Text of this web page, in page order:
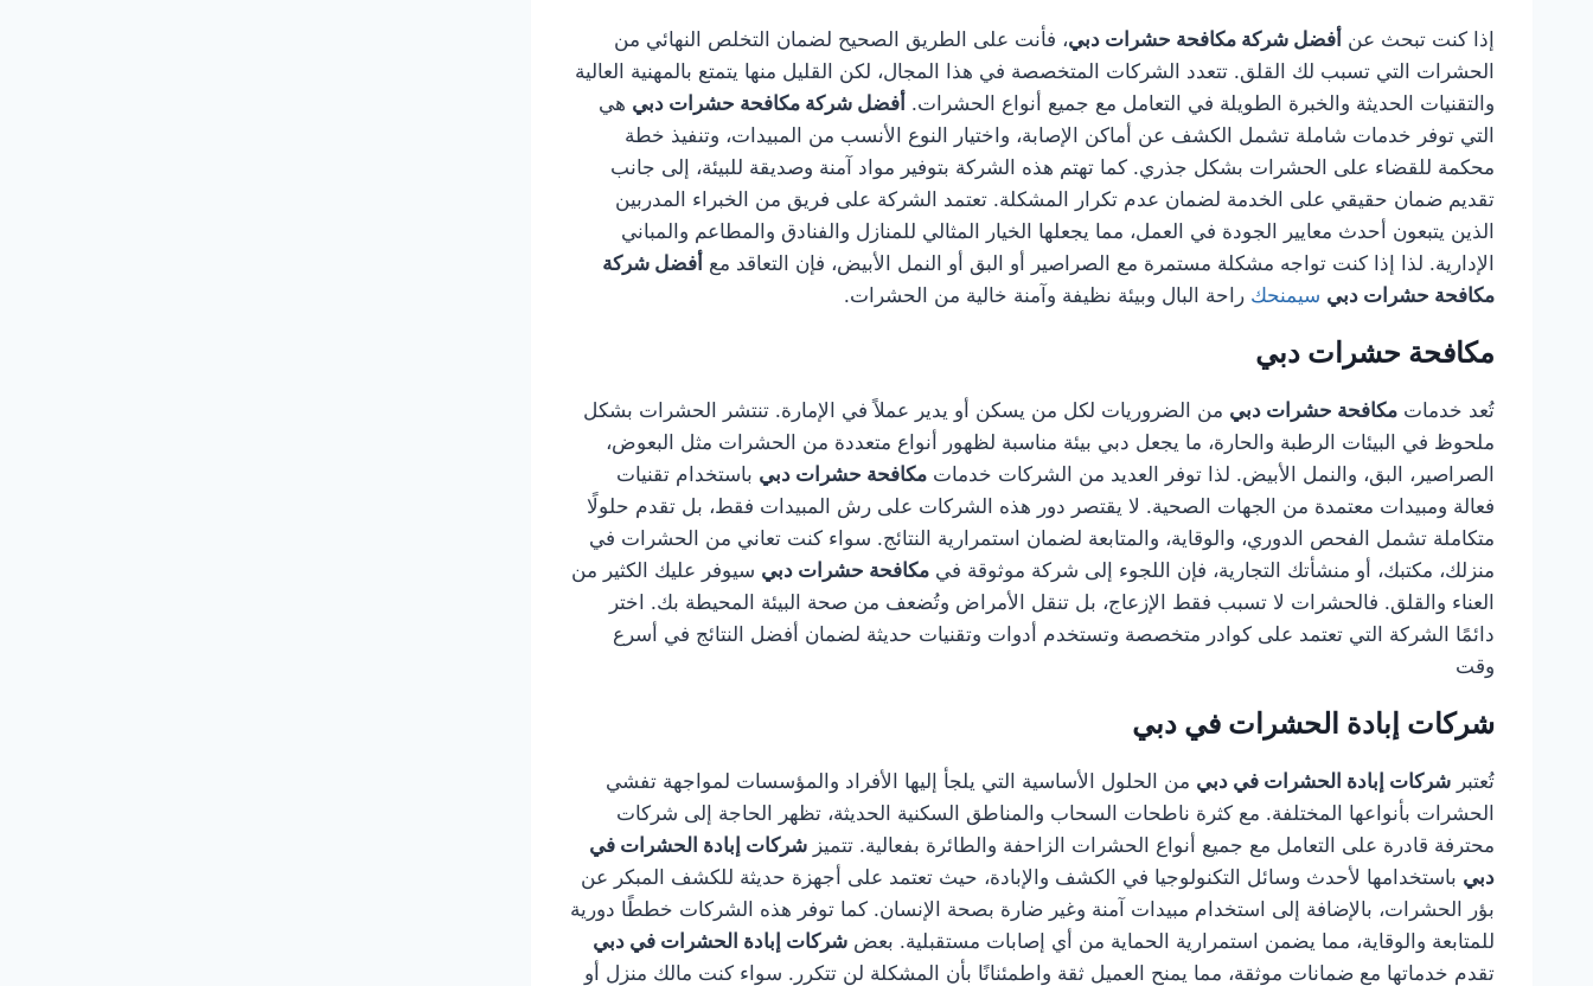
إذا كنت تبحث عنأفضل شركة مكافحة حشرات دبي، فأنت على الطريق الصحيح لضمان التخلص النهائي من
الحشرات التي تسبب لك القلق. تتعدد الشركات المتخصصة في هذا المجال، لكن القليل منها يتمتع بالمهنية العالية
والتقنيات الحديثة والخبرة الطويلة في التعامل مع جميع أنواع الحشرات.أفضل شركة مكافحة حشرات دبي هي
التي توفر خدمات شاملة تشمل الكشف عن أماكن الإصابة، واختيار النوع الأنسب من المبيدات، وتنفيذ خطة
محكمة للقضاء على الحشرات بشكل جذري. كما تهتم هذه الشركة بتوفير مواد آمنة وصديقة للبيئة، إلى جانب
تقديم ضمان حقيقي على الخدمة لضمان عدم تكرار المشكلة. تعتمد الشركة على فريق من الخبراء المدربين
الذين يتبعون أحدث معايير الجودة في العمل، مما يجعلها الخيار المثالي للمنازل والفنادق والمطاعم والمباني
الإدارية. لذا إذا كنت تواجه مشكلة مستمرة مع الصراصير أو البق أو النمل الأبيض، فإن التعاقد معأفضل شركة
مكافحة حشرات دبي سيمنحك راحة البال وبيئة نظيفة وآمنة خالية من الحشرات.
مكافحة حشرات دبي
تُعد خدماتمكافحة حشرات دبي من الضروريات لكل من يسكن أو يدير عملاً في الإمارة. تنتشر الحشرات بشكل
ملحوظ في البيئات الرطبة والحارة، ما يجعل دبي بيئة مناسبة لظهور أنواع متعددة من الحشرات مثل البعوض،
الصراصير، البق، والنمل الأبيض. لذا توفر العديد من الشركات خدماتمكافحة حشرات دبي باستخدام تقنيات
فعالة ومبيدات معتمدة من الجهات الصحية. لا يقتصر دور هذه الشركات على رش المبيدات فقط، بل تقدم حلولًا
متكاملة تشمل الفحص الدوري، والوقاية، والمتابعة لضمان استمرارية النتائج. سواء كنت تعاني من الحشرات في
منزلك، مكتبك، أو منشأتك التجارية، فإن اللجوء إلى شركة موثوقة فيمكافحة حشرات دبي سيوفر عليك الكثير من
العناء والقلق. فالحشرات لا تسبب فقط الإزعاج، بل تنقل الأمراض وتُضعف من صحة البيئة المحيطة بك. اختر
دائمًا الشركة التي تعتمد على كوادر متخصصة وتستخدم أدوات وتقنيات حديثة لضمان أفضل النتائج في أسرع
وقت
شركات إبادة الحشرات في دبي
تُعتبرشركات إبادة الحشرات في دبي من الحلول الأساسية التي يلجأ إليها الأفراد والمؤسسات لمواجهة تفشي
الحشرات بأنواعها المختلفة. مع كثرة ناطحات السحاب والمناطق السكنية الحديثة، تظهر الحاجة إلى شركات
محترفة قادرة على التعامل مع جميع أنواع الحشرات الزاحفة والطائرة بفعالية. تتميزشركات إبادة الحشرات في
دبي باستخدامها لأحدث وسائل التكنولوجيا في الكشف والإبادة، حيث تعتمد على أجهزة حديثة للكشف المبكر عن
بؤر الحشرات، بالإضافة إلى استخدام مبيدات آمنة وغير ضارة بصحة الإنسان. كما توفر هذه الشركات خططًا دورية
للمتابعة والوقاية، مما يضمن استمرارية الحماية من أي إصابات مستقبلية. بعضشركات إبادة الحشرات في دبي
تقدم خدماتها مع ضمانات موثقة، مما يمنح العميل ثقة واطمئنانًا بأن المشكلة لن تتكرر. سواء كنت مالك منزل أو